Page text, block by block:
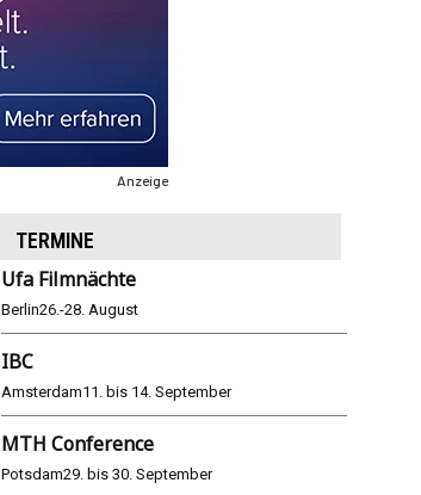
Anzeige
TERMINE
Ufa Filmnächte
Berlin26.-28. August
IBC
Amsterdam11. bis 14. September
MTH Conference
Potsdam29. bis 30. September